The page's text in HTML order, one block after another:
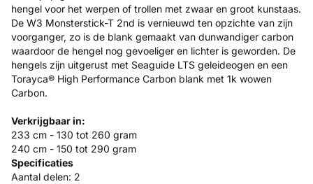
hengel voor het werpen of trollen met zwaar en groot kunstaas.
De W3 Monsterstick-T 2nd is vernieuwd ten opzichte van zijn
voorganger, zo is de blank gemaakt van dunwandiger carbon
waardoor de hengel nog gevoeliger en lichter is geworden. De
hengels zijn uitgerust met Seaguide LTS geleideogen en een
Torayca® High Performance Carbon blank met 1k wowen
Carbon.
Verkrijgbaar in:
233 cm - 130 tot 260 gram
240 cm - 150 tot 290 gram
Specificaties
Aantal delen: 2